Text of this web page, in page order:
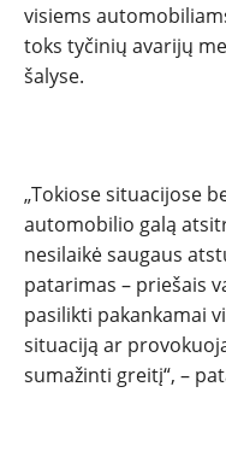
visiems
toks tyčinių avarijų
šalyse.
„Tokiose situacijose
automobilio galą
nesilaikė saugaus
patarimas – priešais
pasilikti pakankamai
situaciją ar
sumažinti greitį“, –